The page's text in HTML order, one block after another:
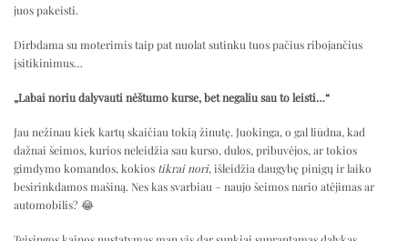
juos pakeisti.
Dirbdama su moterimis taip pat nuolat sutinku tuos pačius ribojančius
įsitikinimus…
„Labai noriu dalyvauti nėštumo kurse, bet negaliu sau to leisti…“
Jau nežinau kiek kartų skaičiau tokią žinutę. Juokinga, o gal liūdna, kad
dažnai šeimos, kurios neleidžia sau kurso, dulos, pribuvėjos, ar tokios
gimdymo komandos, kokios tikrai nori, išleidžia daugybę pinigų ir laiko
besirinkdamos mašiną. Nes kas svarbiau – naujo šeimos nario atėjimas ar
automobilis? 😂